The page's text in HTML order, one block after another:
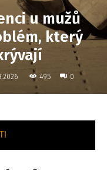
u mužů
který
495 0